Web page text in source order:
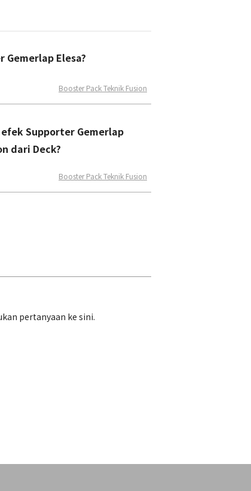
Elesa?
Booster Pack Teknik Fusion
Supporter Gemerlap
dari Deck?
Booster Pack Teknik Fusion
pertanyaan ke sini.